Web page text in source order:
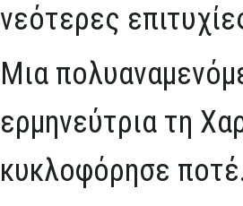
νεότερες
Μια
ερμηνεύτρια τη
κυκλοφόρησε